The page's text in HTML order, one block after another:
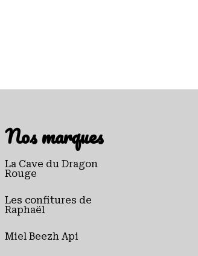
Nos marques
La Cave du Dragon
Rouge
Les confitures de
Raphaël
Miel Beezh Api